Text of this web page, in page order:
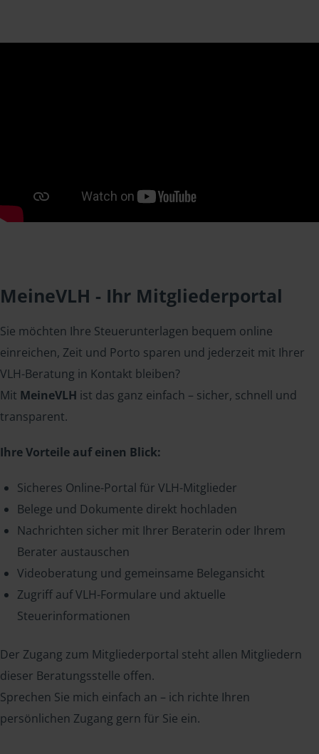
MeineVLH - Ihr Mitgliederportal
Sie möchten Ihre Steuerunterlagen bequem online
einreichen, Zeit und Porto sparen und jederzeit mit Ihrer
VLH-Beratung in Kontakt bleiben?
Mit MeineVLH ist das ganz einfach – sicher, schnell und
transparent.
Ihre Vorteile auf einen Blick:
Sicheres Online-Portal für VLH-Mitglieder
Belege und Dokumente direkt hochladen
Nachrichten sicher mit Ihrer Beraterin oder Ihrem
Berater austauschen
Videoberatung und gemeinsame Belegansicht
Zugriff auf VLH-Formulare und aktuelle
Steuerinformationen
Der Zugang zum Mitgliederportal steht allen Mitgliedern
dieser Beratungsstelle offen.
Sprechen Sie mich einfach an – ich richte Ihren
persönlichen Zugang gern für Sie ein.